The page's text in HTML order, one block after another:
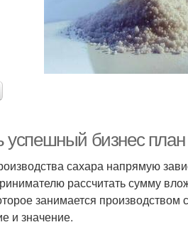
успешный бизнес
сахара напрямую
рассчитать сумму
занимается
и значение.